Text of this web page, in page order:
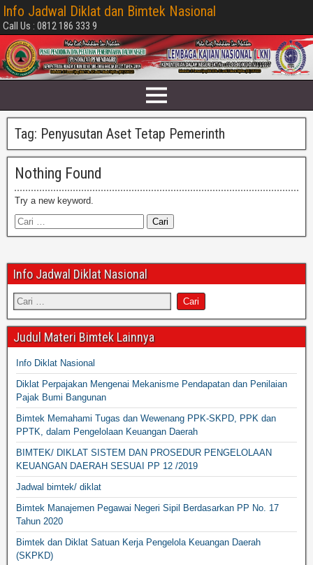
Info Jadwal Diklat dan Bimtek Nasional
Call Us : 0812 186 333 9
Tag: Penyusutan Aset Tetap Pemerinth
Nothing Found
Try a new keyword.
Info Jadwal Diklat Nasional
Judul Materi Bimtek Lainnya
Info Diklat Nasional
Diklat Perpajakan Mengenai Mekanisme Pendapatan dan Penilaian
Pajak Bumi Bangunan
Bimtek Memahami Tugas dan Wewenang PPK-SKPD, PPK dan
PPTK, dalam Pengelolaan Keuangan Daerah
BIMTEK/ DIKLAT SISTEM DAN PROSEDUR PENGELOLAAN
KEUANGAN DAERAH SESUAI PP 12 /2019
Jadwal bimtek/ diklat
Bimtek Manajemen Pegawai Negeri Sipil Berdasarkan PP No. 17
Tahun 2020
Bimtek dan Diklat Satuan Kerja Pengelola Keuangan Daerah
(SKPKD)